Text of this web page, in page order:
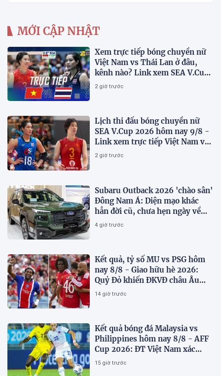
MỚI CẬP NHẬT
Xem trực tiếp bóng chuyền nữ
Việt Nam vs Thái Lan ở đâu,
kênh nào? Link xem SEA V.Cup
2026 mới nhất
2 giờ trước
Lịch thi đấu bóng chuyền nữ
SEA V.Cup 2026 hôm nay 9/8 -
Link xem trực tiếp Việt Nam vs
Thái Lan
2 giờ trước
Subaru Outback 2026 'chào sân'
Đông Nam Á: Diện mạo khác
hẳn đời cũ, chưa hẹn ngày về
Việt Nam
4 giờ trước
Kết quả, tỷ số MU vs PSG hôm
nay 8/8 - Giao hữu hè 2026:
Quỷ Đỏ khiến ĐKVĐ châu Âu
toát mồ hôi
14 giờ trước
Kết quả bóng đá Malaysia vs
Philippines hôm nay 8/8 - AFF
Cup 2026: ĐT Việt Nam xác
định đối thủ
15 giờ trước